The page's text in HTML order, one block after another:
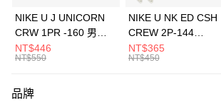
元大商業銀行
台灣樂天信用卡公司
全盈+PAY
AFTEE先享後付
【關於「AFTEE先享後付」】
NIKE U J UNICORN
CRW 1PR -160 男女
中統襪 FZ3393100
NT$446
NT$550
NIKE U NK ED CSH
CREW 2P-144
EMBRDY 男女 短統襪
FZ3073133
NT$365
NT$450
品牌